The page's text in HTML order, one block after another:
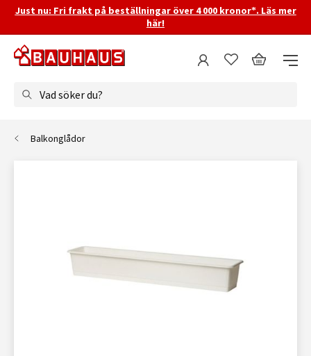
Just nu: Fri frakt på beställningar över 4 000 kronor*. Läs mer
här!
Vad söker du?
Balkonglådor